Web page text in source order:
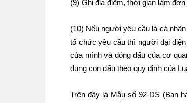
(9) Ghi địa điểm, thời gian làm
(10) Nếu người yêu cầu là cá
tổ chức yêu cầu thì người đại
của mình và đóng dấu của cơ
dụng con dấu theo quy định của
Trên đây là Mẫu số 92-DS (Ban